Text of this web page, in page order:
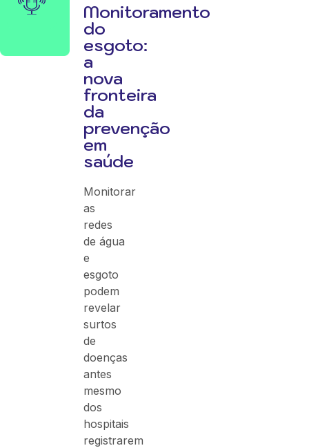
Monitoramento
do
esgoto:
a
nova
fronteira
da
prevenção
em
saúde
Monitorar
as
redes
de água
e
esgoto
podem
revelar
surtos
de
doenças
antes
mesmo
dos
hospitais
registrarem